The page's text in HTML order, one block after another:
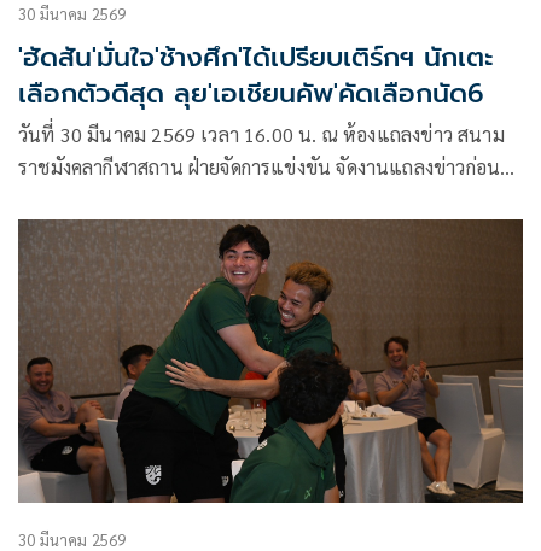
30 มีนาคม 2569
'ฮัดสัน'มั่นใจ'ช้างศึก'ได้เปรียบเติร์กฯ นักเตะ
เลือกตัวดีสุด ลุย'เอเชียนคัพ'คัดเลือกนัด6
วันที่ 30 มีนาคม 2569 เวลา 16.00 น. ณ ห้องแถลงข่าว สนาม
ราชมังคลากีฬาสถาน ฝ่ายจัดการแข่งขัน จัดงานแถลงข่าวก่อน
ที่ ทีมชาติไทย จะพบกับ เติร์กเมนิสถาน ในวันที่ 31 มีนาคม
2569
30 มีนาคม 2569